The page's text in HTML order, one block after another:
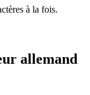
à la fois.
allemand